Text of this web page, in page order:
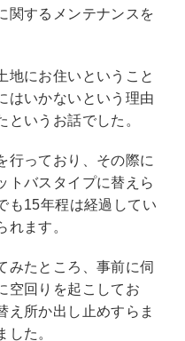
関するメンテナンスを
地にお住いということ
はいかないという理由
いうお話でした。
行っており、その際に
トバスタイプに替えら
も15年程は経過してい
れます。
みたところ、事前に伺
空回りを起こしてお
え所か出し止めすらま
した。